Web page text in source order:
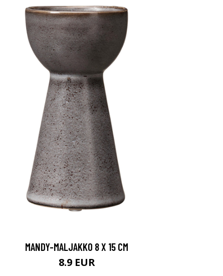
MANDY-MALJAKKO 8 X 15 CM
8.9 EUR